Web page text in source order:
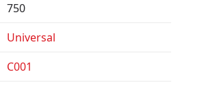
750
Universal
C001